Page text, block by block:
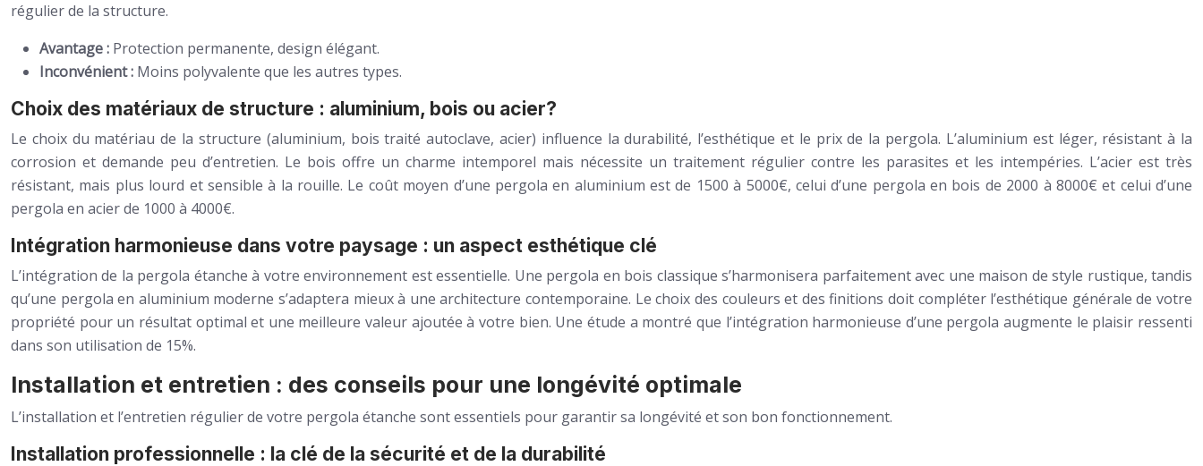
régulier de la structure.
Avantage : Protection permanente, design élégant.
Inconvénient : Moins polyvalente que les autres types.
Choix des matériaux de structure : aluminium, bois ou acier?
Le choix du matériau de la structure (aluminium, bois traité autoclave, acier) influence la durabilité, l’esthétique et le prix de la pergola. L’aluminium est léger, résistant à la
corrosion et demande peu d’entretien. Le bois offre un charme intemporel mais nécessite un traitement régulier contre les parasites et les intempéries. L’acier est très
résistant, mais plus lourd et sensible à la rouille. Le coût moyen d’une pergola en aluminium est de 1500 à 5000€, celui d’une pergola en bois de 2000 à 8000€ et celui d’une
pergola en acier de 1000 à 4000€.
Intégration harmonieuse dans votre paysage : un aspect esthétique clé
L’intégration de la pergola étanche à votre environnement est essentielle. Une pergola en bois classique s’harmonisera parfaitement avec une maison de style rustique, tandis
qu’une pergola en aluminium moderne s’adaptera mieux à une architecture contemporaine. Le choix des couleurs et des finitions doit compléter l’esthétique générale de votre
propriété pour un résultat optimal et une meilleure valeur ajoutée à votre bien. Une étude a montré que l’intégration harmonieuse d’une pergola augmente le plaisir ressenti
dans son utilisation de 15%.
Installation et entretien : des conseils pour une longévité optimale
L’installation et l’entretien régulier de votre pergola étanche sont essentiels pour garantir sa longévité et son bon fonctionnement.
Installation professionnelle : la clé de la sécurité et de la durabilité